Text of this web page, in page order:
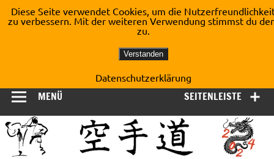
Inhalt
springen
Shotokan Karate Dojo
Kirchberg e.V.
SEITENLEISTE
MENÜ
Diese Seite verwendet Cookies, um die
zu verbessern. Mit der weiteren Verwendung stimmst du
zu.
Verstanden
Datenschutzerklärung